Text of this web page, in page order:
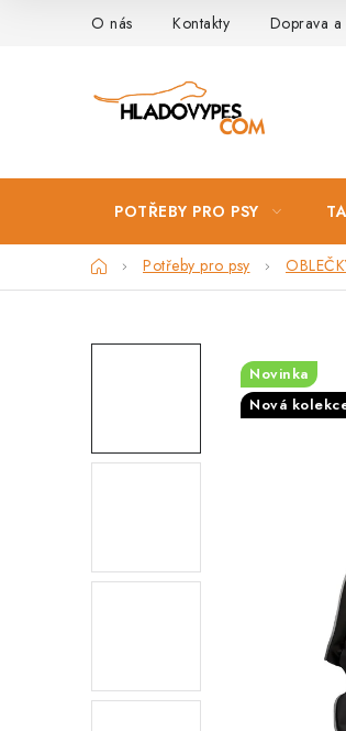
O nás Kontakty Doprava a
POTŘEBY PRO PSY
DomůPotřeby pro psy
Novinka
Nová